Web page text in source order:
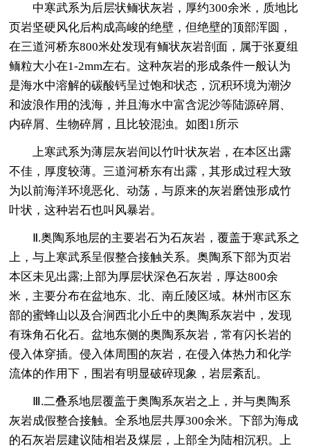
中寒武系为后层状鲕状灰岩，厚约300余米，质地比
页岩坚硬风化后构成高峻的绝壁，但绝壁的顶部浑圆，
在三道河桥东800米处发现有鲕状灰岩剖面，属于张夏组
鲕粒大小在1-2mm左右。这种灰岩的形成条件一般认为
是海水中溶解的碳酸钙呈过饱和状态，沉积环境为潮汐
和波浪作用的浅海，并且海水中富含泥沙等陆源碎屑、
内碎屑、生物碎屑，且比较混浊。如图1所示
上寒武系为薄层灰岩间以竹叶状灰岩，在本区出露
不佳，厚度较薄。三道河桥东有出露，其形成过程大致
为以前海洋环境恶化、动荡，与原来的灰岩磨蚀形成竹
叶状，这种岩石也叫风暴岩。
Ⅱ.奥陶系地层的主要岩石为石灰岩，覆盖于寒武系之
上，与上寒武系呈假整合接触关系。奥陶系下部为页岩
本区未见出露;上部为厚层状深色石灰岩，厚达800余
米，主要分布在盆地东、北、南丘陵区域。林州市区东
部的蜜蜂山以及合涧西北小丘中的奥陶系灰岩中，发现
有珠角石化石。盆地东侧的奥陶系灰岩，常有闪长岩的
侵入体穿插。侵入体周围的灰岩，在侵入体热力和化学
流体的作用下，围岩有明显破碎现象，岩层紊乱。
Ⅲ.二叠系地层覆盖于奥陶系灰岩之上，并与奥陶系
灰岩成假整合接触。全系地层共厚300余米。下部为海成
的石灰岩层建议陆相岩及煤层，上部全为陆相沉积。上